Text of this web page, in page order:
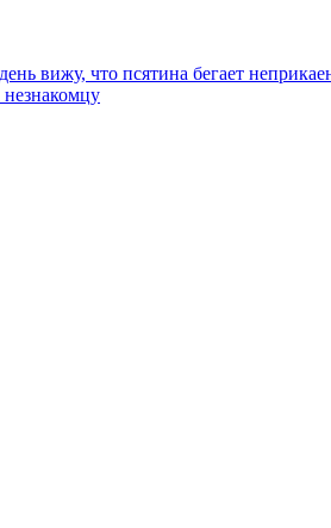
вижу, что псятина бегает
незнакомцу